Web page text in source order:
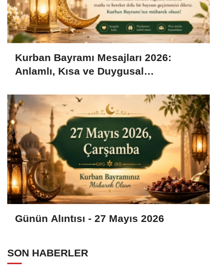
Kurban Bayramı Mesajları 2026:
Anlamlı, Kısa ve Duygusal
Günün Alıntısı - 27 Mayıs 2026
SON HABERLER